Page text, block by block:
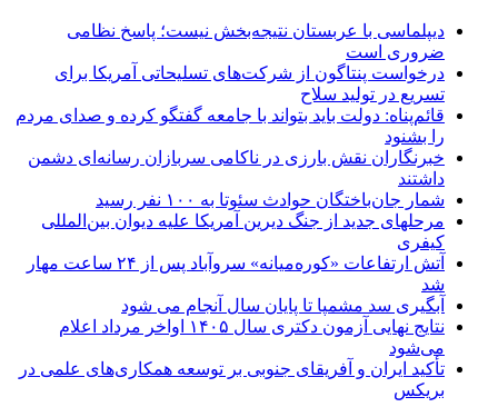
دیپلماسی با عربستان نتیجه‌بخش نیست؛ پاسخ نظامی
ضروری است
درخواست پنتاگون از شرکت‌های تسلیحاتی آمریکا برای
تسریع در تولید سلاح
قائم‌پناه: دولت باید بتواند با جامعه گفتگو کرده و صدای مردم
را بشنود
خبرنگاران نقش بارزی در ناکامی سربازان رسانه‌ای دشمن
داشتند
شمار جان‌باختگان حوادث سئوتا به ۱۰۰ نفر رسید
مرحله‎ای جدید از جنگ دیرین آمریکا علیه دیوان بین‌المللی
کیفری
آتش ارتفاعات «کوره‌میانه» سروآباد پس از ۲۴ ساعت مهار
شد
آبگیری سد مشمپا تا پایان سال آنجام می شود
نتایج نهایی آزمون دکتری سال ۱۴۰۵ اواخر مرداد اعلام
می‌شود
تأکید ایران و آفریقای جنوبی بر توسعه همکاری‌های علمی در
بریکس